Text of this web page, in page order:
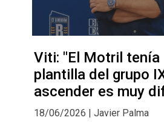
Viti: "El Motril tenía
plantilla del grupo
ascender es muy
18/06/2026 | Javier Palma